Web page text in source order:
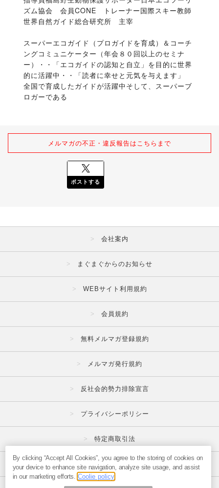
ズム協会　会員CONE　トレーナー国際スキー教師
世界自然ガイド総合研究所　主宰
スーパーエコガイド（プロガイドを育成）＆コーチ
ングコミュニケーター（年会８０回以上のセミナ
ー）・・「エコガイドの認知と自立」を目的に世界
的に活躍中・・「読者に幸せと元気を与えます」
全国で育成したガイドが活躍中そして、スーパーブ
ロガーである
メルマガの不正・違反報告はこちらまで
ポストする
会社案内
まぐまぐからのお知らせ
WEBサイト利用規約
会員規約
無料メルマガ登録規約
メルマガ発行規約
反社会的勢力排除宣言
プライバシーポリシー
特定商取引法
広告掲載はこちら
By clicking “Accept All Cookies”, you agree to the storing of cookies on
your device to enhance site navigation, analyze site usage, and assist
in our marketing efforts. Coolie policy